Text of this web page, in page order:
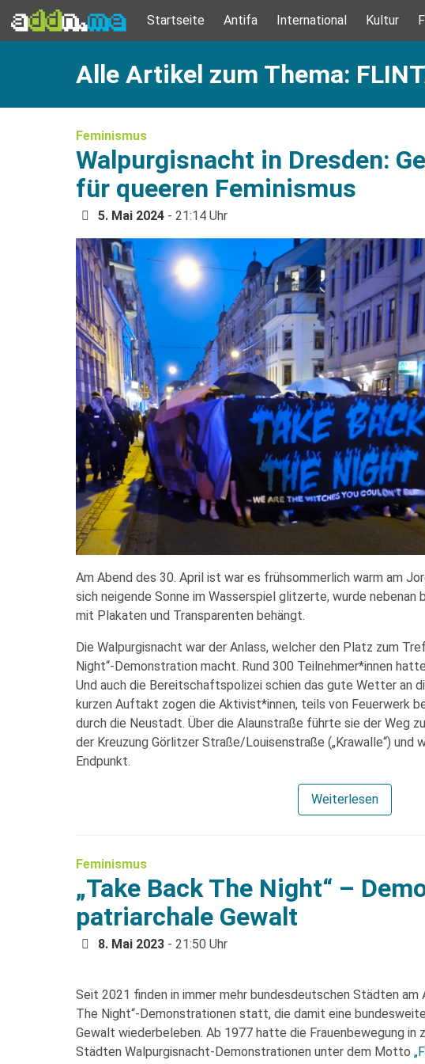
Startseite Antifa International Kultur
Alle Artikel zum Thema:
Feminismus
Walpurgisnacht in Dresden:
für queeren Feminismus
5. Mai 2024 - 21:14 Uhr
Am Abend des 30. April ist war es frühsommerlich warm am
sich neigende Sonne im Wasserspiel glitzerte, wurde
mit Plakaten und Transparenten behängt.
Die Walpurgisnacht war der Anlass, welcher den Platz zum
Night“-Demonstration macht. Rund 300 Teilnehmer*innen
Und auch die Bereitschaftspolizei schien das gute Wetter an
kurzen Auftakt zogen die Aktivist*innen, teils von Feuerwerk
durch die Neustadt. Über die Alaunstraße führte sie der Weg
der Kreuzung Görlitzer Straße/Louisenstraße („Krawalle“) und
Endpunkt.
Weiterlesen
Feminismus
„Take Back The Night“ –
patriarchale Gewalt
8. Mai 2023 - 21:50 Uhr
Seit 2021 finden in immer mehr bundesdeutschen Städten am
The Night“-Demonstrationen statt, die damit eine
Gewalt wiederbeleben. Ab 1977 hatte die Frauenbewegung in
Städten Walpurgisnacht-Demonstrationen unter dem Motto